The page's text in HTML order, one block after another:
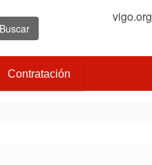
Buscar
vigo.org
Contratación